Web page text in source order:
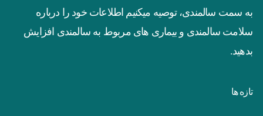
به سمت سالمندی، توصیه میکنیم اطلاعات خود را درباره
سلامت سالمندی و بیماری های مربوط به سالمندی افزایش
بدهید.
تازه ها